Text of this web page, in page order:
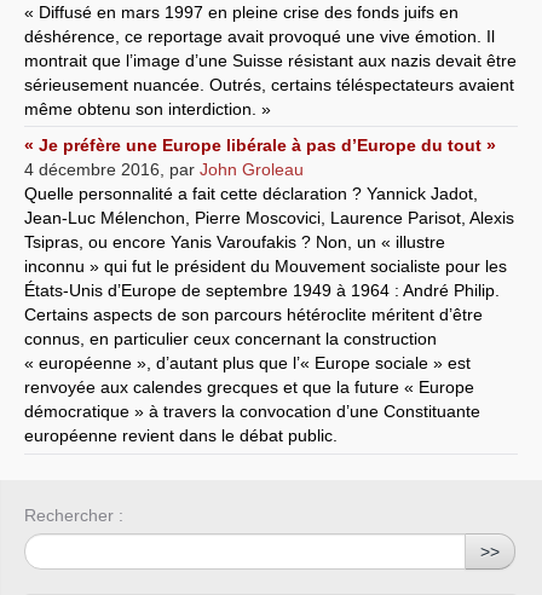
« Diffusé en mars 1997 en pleine crise des fonds juifs en
déshérence, ce reportage avait provoqué une vive émotion. Il
montrait que l’image d’une Suisse résistant aux nazis devait être
sérieusement nuancée. Outrés, certains téléspectateurs avaient
même obtenu son interdiction. »
« Je préfère une Europe libérale à pas d’Europe du tout »
4 décembre 2016
par John Groleau
Quelle personnalité a fait cette déclaration ? Yannick Jadot,
Jean-Luc Mélenchon, Pierre Moscovici, Laurence Parisot, Alexis
Tsipras, ou encore Yanis Varoufakis ? Non, un « illustre
inconnu » qui fut le président du Mouvement socialiste pour les
États-Unis d’Europe de septembre 1949 à 1964 : André Philip.
Certains aspects de son parcours hétéroclite méritent d’être
connus, en particulier ceux concernant la construction
« européenne », d’autant plus que l’« Europe sociale » est
renvoyée aux calendes grecques et que la future « Europe
démocratique » à travers la convocation d’une Constituante
européenne revient dans le débat public.
Rechercher :
>>